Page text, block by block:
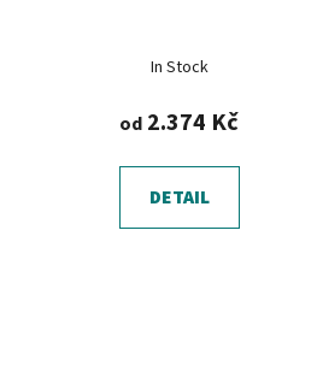
In Stock
od 2.374 Kč
DETAIL